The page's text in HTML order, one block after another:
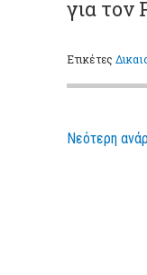
για τον
Ετικέτες
Νεότερη